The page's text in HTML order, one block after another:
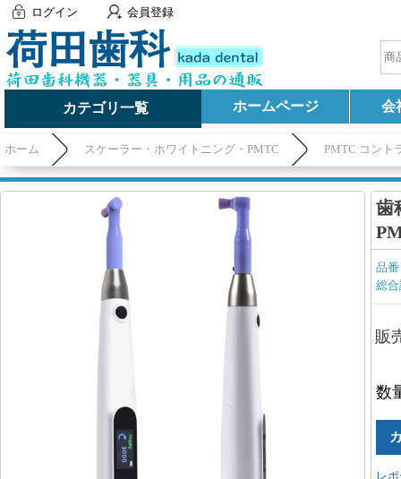
ログイン 会員登録
カテゴリ一覧 ホームページ 会
ホーム スケーラー・ホワイトニング・PMTC PMTC コント
歯
品
総
販
数
レ